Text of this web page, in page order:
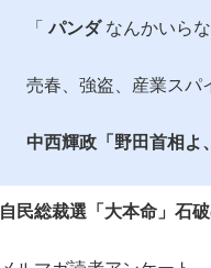
「 パンダ なんかいら
売春、強盗、産業スパ
中西輝政「野田首相よ
自民総裁選「大本命」石